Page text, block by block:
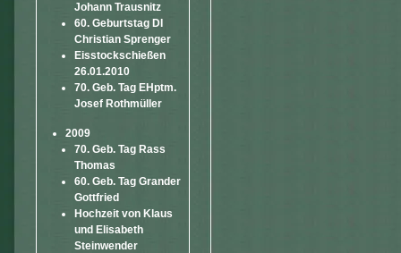
Johann Trausnitz
60. Geburtstag DI
Christian Sprenger
Eisstockschießen
26.01.2010
70. Geb. Tag EHptm.
Josef Rothmüller
2009
70. Geb. Tag Rass
Thomas
60. Geb. Tag Grander
Gottfried
Hochzeit von Klaus
und Elisabeth
Steinwender